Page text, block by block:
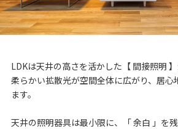
LDKは天井の高さを活かした【 間接照明 】
柔らかい拡散光が空間全体に広がり、居心
ます。
天井の照明器具は最小限に、「 余白 」を